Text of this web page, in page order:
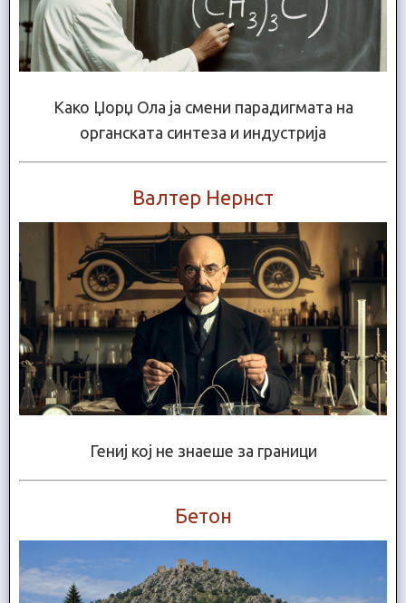
Како Џорџ Ола ја смени парадигмата на
органската синтеза и индустрија
Валтер Нернст
Гениј кој не знаеше за граници
Бетон